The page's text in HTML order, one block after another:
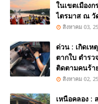
ในเขตเมือง
ไตรมาส ณ วั
สิงหาคม 03,
ด่วน : เกิดเ
ตากใบ ตำรว
ติดตามคนร้า
สิงหาคม 02,
เหนือคลอง :